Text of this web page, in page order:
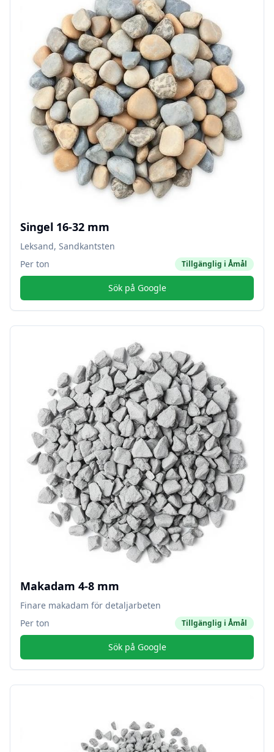
Singel 16-32 mm
Leksand, Sandkantsten
Per ton
Tillgänglig i Åmål
Sök på Google
Makadam 4-8 mm
Finare makadam för detaljarbeten
Per ton
Tillgänglig i Åmål
Sök på Google